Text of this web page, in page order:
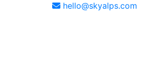
hello@skyalps.com